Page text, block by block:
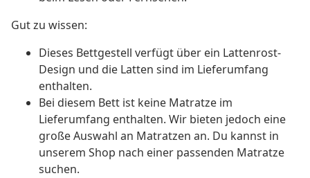
Gut zu wissen:
Dieses Bettgestell verfügt über ein Lattenrost-
Design und die Latten sind im Lieferumfang
enthalten.
Bei diesem Bett ist keine Matratze im
Lieferumfang enthalten. Wir bieten jedoch eine
große Auswahl an Matratzen an. Du kannst in
unserem Shop nach einer passenden Matratze
suchen.